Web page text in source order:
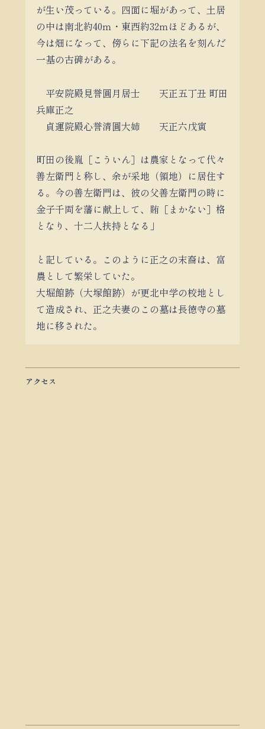
が生い茂っている。四面に堀があって、土居
の中は南北約40ｍ・東西約32ｍほどあるが、
今は畑になって、傍らに下記の法名を刻んだ
一基の古碑がある。
平安院殿見誉圓月居士 天正五丁丑 町田
兵庫正之
貞運院殿心誉清圓大姉 天正六戊寅
町田の後胤［こういん］は農家となって代々
善左衛門と称し、余が采地（領地）に居住す
る。今の善左衛門は、彼の父善左衛門の時に
金子千両を藩に献上して、賄［まかない］格
となり、十二人扶持となる」
と記している。このように正之の末裔は、富
農として繁栄していた。
大堀館跡（大塚館跡）が更北中学の校地とし
て造成され、正之夫妻のこの墓は長徳寺の墓
地に移された。
アクセス